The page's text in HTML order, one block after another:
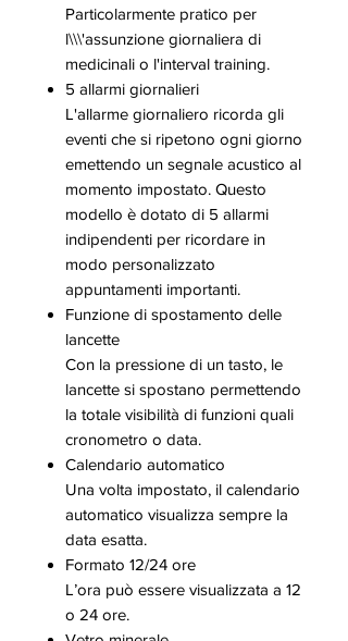
Particolarmente pratico per
l\\\'assunzione giornaliera di
medicinali o l'interval training.
5 allarmi giornalieri
L'allarme giornaliero ricorda gli
eventi che si ripetono ogni giorno
emettendo un segnale acustico al
momento impostato. Questo
modello è dotato di 5 allarmi
indipendenti per ricordare in
modo personalizzato
appuntamenti importanti.
Funzione di spostamento delle
lancette
Con la pressione di un tasto, le
lancette si spostano permettendo
la totale visibilità di funzioni quali
cronometro o data.
Calendario automatico
Una volta impostato, il calendario
automatico visualizza sempre la
data esatta.
Formato 12/24 ore
L’ora può essere visualizzata a 12
o 24 ore.